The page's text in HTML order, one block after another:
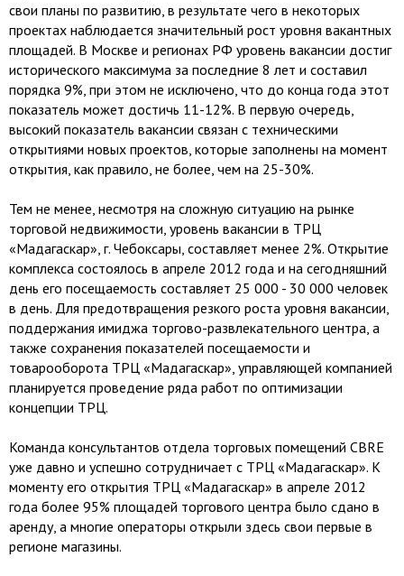
свои планы по развитию, в результате чего в некоторых
проектах наблюдается значительный рост уровня вакантных
площадей. В Москве и регионах РФ уровень вакансии достиг
исторического максимума за последние 8 лет и составил
порядка 9%, при этом не исключено, что до конца года этот
показатель может достичь 11-12%. В первую очередь,
высокий показатель вакансии связан с техническими
открытиями новых проектов, которые заполнены на момент
открытия, как правило, не более, чем на 25-30%.
Тем не менее, несмотря на сложную ситуацию на рынке
торговой недвижимости, уровень вакансии в ТРЦ
«Мадагаскар», г. Чебоксары, составляет менее 2%. Открытие
комплекса состоялось в апреле 2012 года и на сегодняшний
день его посещаемость составляет 25 000 - 30 000 человек
в день. Для предотвращения резкого роста уровня вакансии,
поддержания имиджа торгово-развлекательного центра, а
также сохранения показателей посещаемости и
товарооборота ТРЦ «Мадагаскар», управляющей компанией
планируется проведение ряда работ по оптимизации
концепции ТРЦ.
Команда консультантов отдела торговых помещений CBRE
уже давно и успешно сотрудничает с ТРЦ «Мадагаскар». К
моменту его открытия ТРЦ «Мадагаскар» в апреле 2012
года более 95% площадей торгового центра было сдано в
аренду, а многие операторы открыли здесь свои первые в
регионе магазины.